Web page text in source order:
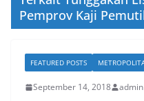
Pemprov Kaji
FEATURED POSTS
September 14, 2018 admin